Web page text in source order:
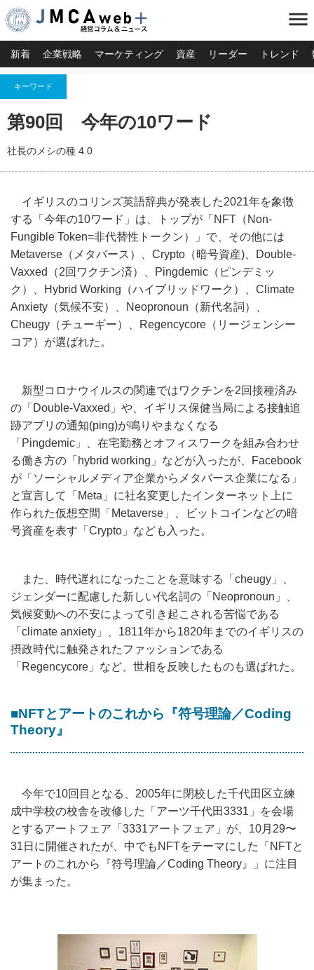
menu
新着 企業戦略 マーケティング 資産 リーダー トレンド
キーワード
第90回 今年の10ワード
社長のメシの種 4.0
イギリスのコリンズ英語辞典が発表した2021年を象徴
する「今年の10ワード」は、トップが「NFT（Non-
Fungible Token=非代替性トークン）」で、その他には
Metaverse（メタバース）、Crypto（暗号資産)、Double-
Vaxxed（2回ワクチン済）、Pingdemic（ピンデミッ
ク）、Hybrid Working（ハイブリッドワーク）、Climate
Anxiety（気候不安）、Neopronoun（新代名詞）、
Cheugy（チューギー）、Regencycore（リージェンシー
コア）が選ばれた。
新型コロナウイルスの関連ではワクチンを2回接種済み
の「Double-Vaxxed」や、イギリス保健当局による接触追
跡アプリの通知(ping)が鳴りやまなくなる
「Pingdemic」、在宅勤務とオフィスワークを組み合わせ
る働き方の「hybrid working」などが入ったが、Facebook
が「ソーシャルメディア企業からメタバース企業になる」
と宣言して「Meta」に社名変更したインターネット上に
作られた仮想空間「Metaverse」、ビットコインなどの暗
号資産を表す「Crypto」なども入った。
また、時代遅れになったことを意味する「cheugy」、
ジェンダーに配慮した新しい代名詞の「Neopronoun」、
気候変動への不安によって引き起こされる苦悩である
「climate anxiety」、1811年から1820年までのイギリスの
摂政時代に触発されたファッションである
「Regencycore」など、世相を反映したものも選ばれた。
■NFTとアートのこれから『符号理論／Coding
Theory』
今年で10回目となる、2005年に閉校した千代田区立練
成中学校の校舎を改修した「アーツ千代田3331」を会場
とするアートフェア「3331アートフェア」が、10月29〜
31日に開催されたが、中でもNFTをテーマにした「NFTと
アートのこれから『符号理論／Coding Theory』」に注目
が集まった。